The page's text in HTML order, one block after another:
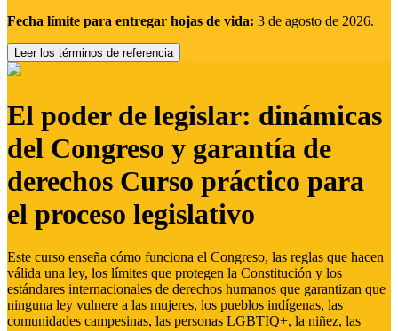
Fecha límite para entregar hojas de vida: 3 de agosto de 2026.
Leer los términos de referencia
El poder de legislar: dinámicas
del Congreso y garantía de
derechos Curso práctico para
el proceso legislativo
Este curso enseña cómo funciona el Congreso, las reglas que hacen
válida una ley, los límites que protegen la Constitución y los
estándares internacionales de derechos humanos que garantizan que
ninguna ley vulnere a las mujeres, los pueblos indígenas, las
comunidades campesinas, las personas LGBTIQ+, la niñez, las